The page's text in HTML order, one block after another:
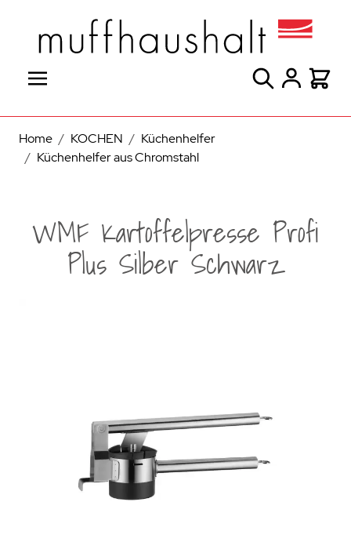
Suche
Home / KOCHEN / Küchenhelfer
/ Küchenhelfer aus Chromstahl
WMF Kartoffelpresse Profi
Plus Silber Schwarz